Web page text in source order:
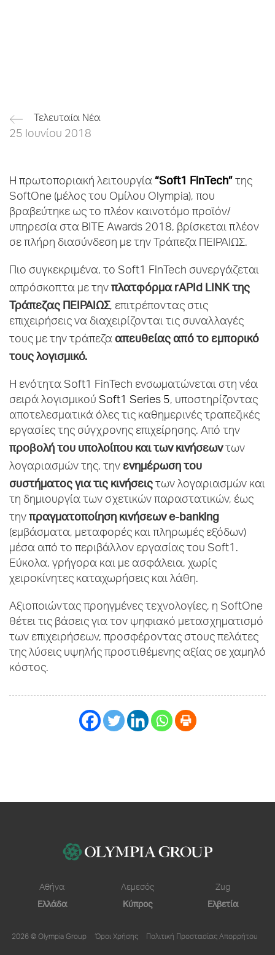
Τελευταία Νέα
25 Ιουνίου 2018
Η πρωτοποριακή λειτουργία “Soft1 FinTech” της
SoftOne (μέλος του Ομίλου Olympia), που
βραβεύτηκε ως το πλέον καινοτόμο προϊόν/
υπηρεσία στα BITE Awards 2018, βρίσκεται πλέον
σε πλήρη διασύνδεση με την Τράπεζα ΠΕΙΡΑΙΩΣ.
Πιο συγκεκριμένα, το Soft1 FinTech συνεργάζεται
απρόσκοπτα με την πλατφόρμαrAPId LINK της
Τράπεζας ΠΕΙΡΑΙΩΣ, επιτρέποντας στις
επιχειρήσεις να διαχειρίζονται τις συναλλαγές
τους με την τράπεζα απευθείας από το εμπορικό
τους λογισμικό.
Η ενότητα Soft1 FinTech ενσωματώνεται στη νέα
σειρά λογισμικού Soft1 Series 5, υποστηρίζοντας
αποτελεσματικά όλες τις καθημερινές τραπεζικές
εργασίες της σύγχρονης επιχείρησης. Από την
προβολή του υπολοίπου και των κινήσεωντων
λογαριασμών της, την ενημέρωση του
συστήματος για τις κινήσεις των λογαριασμών και
τη δημιουργία των σχετικών παραστατικών, έως
την πραγματοποίηση κινήσεωνe-banking
(εμβάσματα, μεταφορές και πληρωμές εξόδων)
μέσα από το περιβάλλον εργασίας του Soft1.
Εύκολα, γρήγορα και με ασφάλεια, χωρίς
χειροκίνητες καταχωρήσεις και λάθη.
Αξιοποιώντας προηγμένες τεχνολογίες, η SoftOne
θέτει τις βάσεις για τον ψηφιακό μετασχηματισμό
των επιχειρήσεων, προσφέροντας στους πελάτες
της λύσεις υψηλής προστιθέμενης αξίας σε χαμηλό
κόστος.
Αθήνα
Ελλάδα
Λεμεσός
Κύπρος
Zug
Ελβετία
2026 © Olympia Group Όροι Χρήσης Πολιτική Προστασίας Απορρήτου